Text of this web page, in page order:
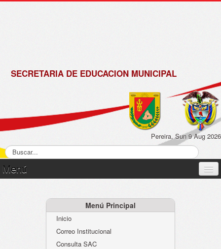
SECRETARIA DE EDUCACION MUNICIPAL
Pereira, Sun 9 Aug 2026
Menú
Atención al Ciudadano
Instituciones Educativas
Menú Principal
Inicio
Correo Institucional
Consulta SAC
de